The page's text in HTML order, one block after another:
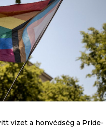
vizet a honvédség a Pride-